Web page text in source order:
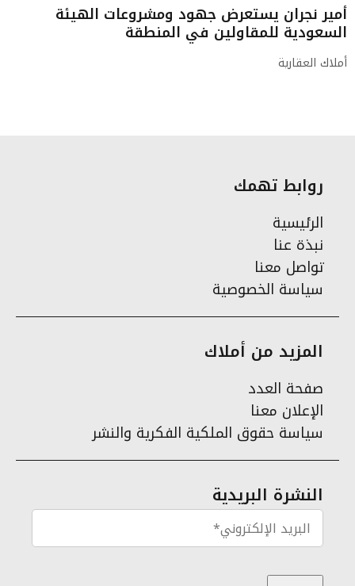
أمير نجران يستعرض جهود ومشروعات الهيئة
السعودية للمقاولين في المنطقة
أملاك العقارية
روابط تهمك
الرئيسية
نبذة عنا
تواصل معنا
سياسة الخصوصية
المزيد من أملاك
صفحة العدد
الإعلان معنا
سياسة حقوق الملكية الفكرية والنشر
النشرة البريدية